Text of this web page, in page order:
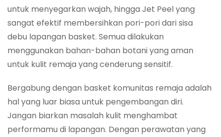
untuk menyegarkan wajah, hingga Jet Peel yang
sangat efektif membersihkan pori-pori dari sisa
debu lapangan basket. Semua dilakukan
menggunakan bahan-bahan botani yang aman
untuk kulit remaja yang cenderung sensitif.
Bergabung dengan basket komunitas remaja adalah
hal yang luar biasa untuk pengembangan diri.
Jangan biarkan masalah kulit menghambat
performamu di lapangan. Dengan perawatan yang